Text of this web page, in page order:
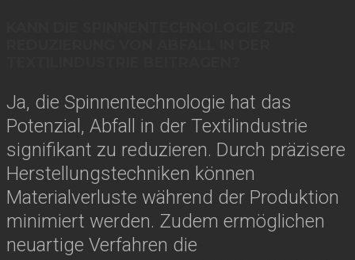
Ja, die Spinnentechnologie hat das
Potenzial, Abfall in der Textilindustrie
signifikant zu reduzieren. Durch präzisere
Herstellungstechniken können
Materialverluste während der Produktion
minimiert werden. Zudem ermöglichen
neuartige Verfahren die